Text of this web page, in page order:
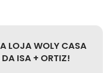
LOJA WOLY CASA
ISA + ORTIZ!